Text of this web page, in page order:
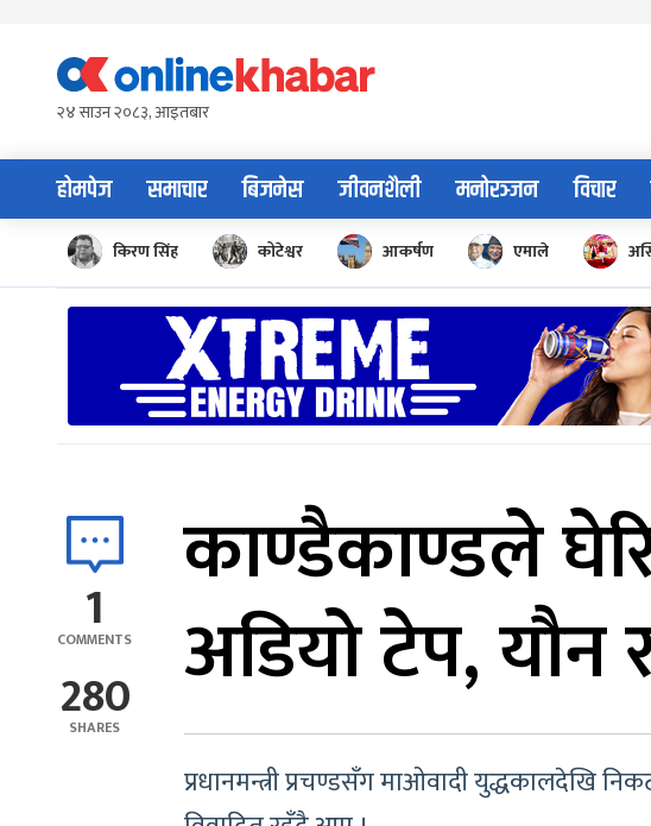
content२४ साउन २०८३, आइतबार
होमपेज समाचार बिजनेस जीवनशैली मनोरञ्जन विचार
किरण सिंह कोटेश्वर आकर्षण एमाले
1
COMMENTS
280
SHARES
काण्डैकाण्डले
अडियो टेप,
प्रधानमन्त्री प्रचण्डसँग माओवादी युद्धकालदेखि